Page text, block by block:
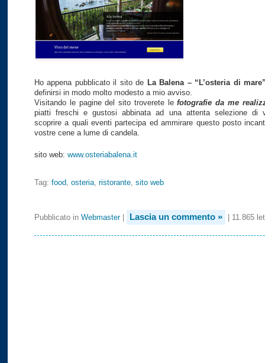
Ho appena pubblicato il sito de La Balena – “L’osteria di
definirsi in modo molto modesto a mio avviso.
Visitando le pagine del sito troverete lefotografie da me
piatti freschi e gustosi abbinata ad una attenta selezione di
scoprire a quali eventi partecipa ed ammirare questo posto
vostre cene a lume di candela.
sito web: www.osteriabalena.it
Tag: food osteria ristorante sito web
Pubblicato in Webmaster| Lascia un commento » | 11.865